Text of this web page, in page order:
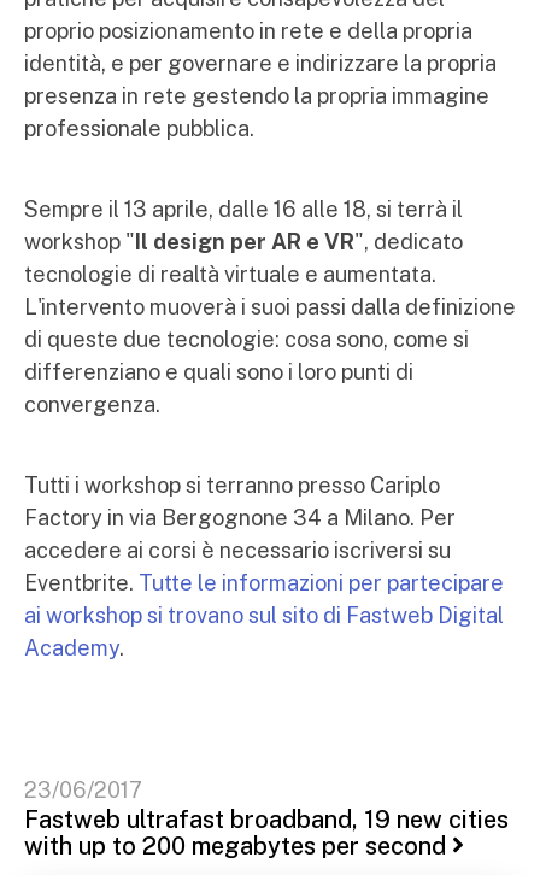
proprio posizionamento in rete e della propria
identità, e per governare e indirizzare la propria
presenza in rete gestendo la propria immagine
professionale pubblica.
Sempre il 13 aprile, dalle 16 alle 18, si terrà il
workshop "Il design per AR e VR", dedicato
tecnologie di realtà virtuale e aumentata.
L'intervento muoverà i suoi passi dalla definizione
di queste due tecnologie: cosa sono, come si
differenziano e quali sono i loro punti di
convergenza.
Tutti i workshop si terranno presso Cariplo
Factory in via Bergognone 34 a Milano. Per
accedere ai corsi è necessario iscriversi su
Eventbrite. Tutte le informazioni per partecipare
ai workshop si trovano sul sito di Fastweb Digital
Academy.
23/06/2017
Fastweb ultrafast broadband, 19 new cities
with up to 200 megabytes per second